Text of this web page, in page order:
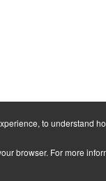
to understand
browser. For more